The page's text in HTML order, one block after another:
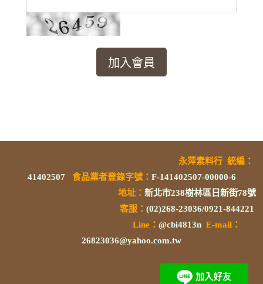
永萍素料行 統編 ：
41402507
食品業者登錄字號： F-141402507-00000-6
地址： 新北市238樹林區日新街78號
客服： (02)268-23036/0921-844221
Line： @cbi4813n E-mail：
26823036@yahoo.com.tw